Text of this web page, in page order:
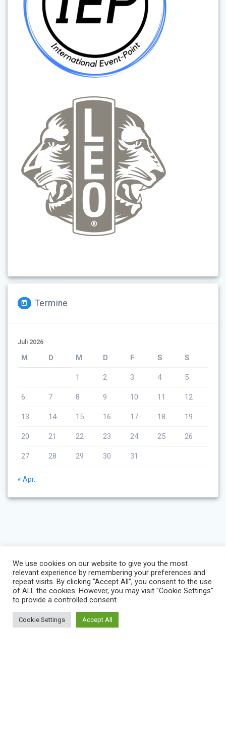
Termine
Juli 2026
M D M D F S S
1 2 3 4 5
6 7 8 9 10 11 12
13 14 15 16 17 18 19
20 21 22 23 24 25 26
27 28 29 30 31
« Apr.
We use cookies on our website to give you the most
relevant experience by remembering your preferences and
repeat visits. By clicking “Accept All”, you consent to the use
of ALL the cookies. However, you may visit "Cookie Settings"
to provide a controlled consent.
Cookie Settings Accept All